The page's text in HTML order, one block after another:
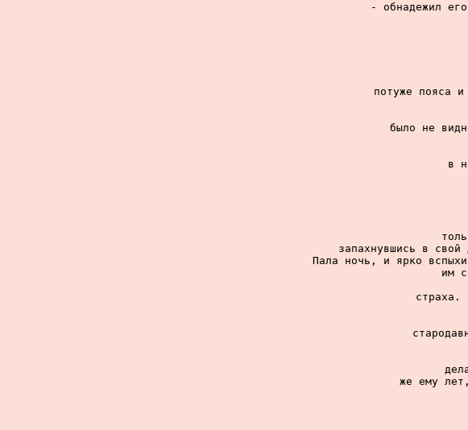
- обнадежил
потуже пояса
было не
в
запахнувшись в
Пала ночь, и ярко
им
страха.
же ему